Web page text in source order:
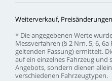
Weiterverkauf, Preisänderungen
* Dieangegebenen Werte
Messverfahren (§ 2 Nrn. 5, 6, 6a
geltenden Fassung)ermittelt.
aufein einzelnes Fahrzeug und
Angebots, sondern dienen allein
verschiedenen Fahrzeugtypen.